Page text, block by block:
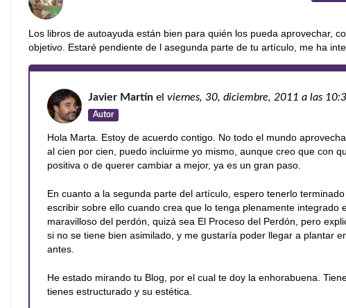
Los libros de autoayuda están bien para quién los pueda aprovechar,
objetivo. Estaré pendiente de l asegunda parte de tu artículo, me ha
Javier Martín el viernes, 30, diciembre, 2011 a las
Autor
Hola Marta. Estoy de acuerdo contigo. No todo el mundo
al cien por cien, puedo incluirme yo mismo, aunque creo que con
positiva o de querer cambiar a mejor, ya es un gran paso.
En cuanto a la segunda parte del artículo, espero tenerlo
escribir sobre ello cuando crea que lo tenga plenamente
maravilloso del perdón, quizá sea El Proceso del Perdón, pero
si no se tiene bien asimilado, y me gustaría poder llegar a plantar
antes.
He estado mirando tu Blog, por el cual te doy la enhorabuena.
tienes estructurado y su estética.